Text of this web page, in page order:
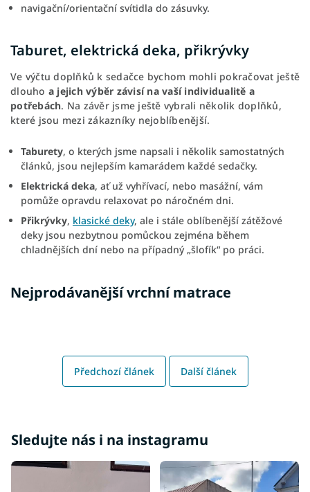
navigační/orientační svítidla do zásuvky.
Taburet, elektrická deka, přikrývky
Ve výčtu doplňků k sedačce bychom mohli pokračovat ještě
dlouho a jejich výběr závisí na vaší individualitě a
potřebách. Na závěr jsme ještě vybrali několik doplňků,
které jsou mezi zákazníky nejoblíbenější.
Taburety, o kterých jsme napsali i několik samostatných
článků, jsou nejlepším kamarádem každé sedačky.
Elektrická deka, ať už vyhřívací, nebo masážní, vám
pomůže opravdu relaxovat po náročném dni.
Přikrývky, klasické deky, ale i stále oblíbenější zátěžové
deky jsou nezbytnou pomůckou zejména během
chladnějších dní nebo na případný „šlofík“ po práci.
Nejprodávanější vrchní matrace
Předchozí článek Další článek
Sledujte nás i na instagramu